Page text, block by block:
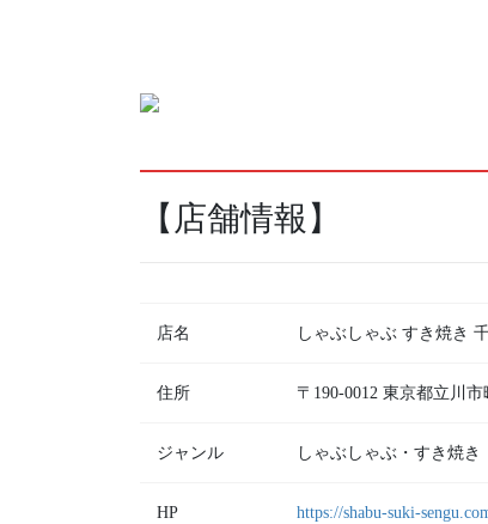
【店舗情報】
店名 しゃぶしゃぶ すき焼き
住所 〒190-0012 東京都立川市
ジャンル しゃぶしゃぶ・すき焼き
HP https://shabu-suki-